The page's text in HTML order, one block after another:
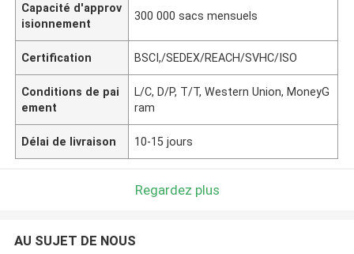
Capacité d'approv
isionnement
300 000 sacs mensuels
Certification BSCI,/SEDEX/REACH/SVHC/ISO
Conditions de pai
ement
L/C, D/P, T/T, Western Union, MoneyG
ram
Délai de livraison 10-15 jours
Regardez plus
AU SUJET DE NOUS